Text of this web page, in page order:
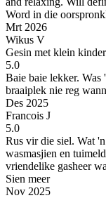
Word in die
Mrt 2026
Wikus V
Gesin met klein
5.0
Baie baie lekker. Was
braaiplek nie reg
Des 2025
Francois J
5.0
Rus vir die siel. Wat
wasmasjien en
vriendelike gasheer
Sien meer
Nov 2025